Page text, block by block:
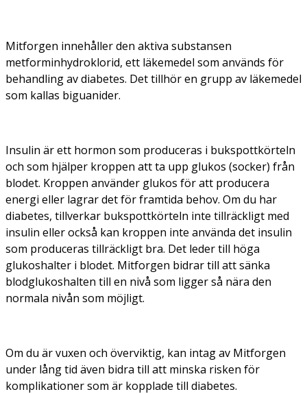
Mitforgen innehåller den aktiva substansen
metforminhydroklorid, ett läkemedel som används för
behandling av diabetes. Det tillhör en grupp av läkemedel
som kallas biguanider.
Insulin är ett hormon som produceras i bukspottkörteln
och som hjälper kroppen att ta upp glukos (socker) från
blodet. Kroppen använder glukos för att producera
energi eller lagrar det för framtida behov. Om du har
diabetes, tillverkar bukspottkörteln inte tillräckligt med
insulin eller också kan kroppen inte använda det insulin
som produceras tillräckligt bra. Det leder till höga
glukoshalter i blodet. Mitforgen bidrar till att sänka
blodglukoshalten till en nivå som ligger så nära den
normala nivån som möjligt.
Om du är vuxen och överviktig, kan intag av Mitforgen
under lång tid även bidra till att minska risken för
komplikationer som är kopplade till diabetes.